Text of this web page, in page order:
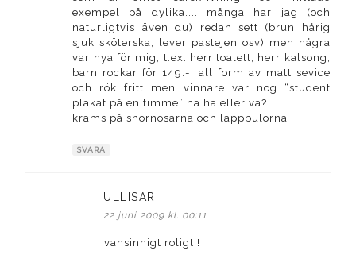
exempel på dylika….. många har jag (och
naturligtvis även du) redan sett (brun hårig
sjuk sköterska, lever pastejen osv) men några
var nya för mig, t.ex: herr toalett, herr kalsong,
barn rockar för 149:-, all form av matt sevice
och rök fritt men vinnare var nog “student
plakat på en timme” ha ha eller va?
krams på snornosarna och läppbulorna
SVARA
ULLISAR
22 juni 2009 kl. 00:11
vansinnigt roligt!!